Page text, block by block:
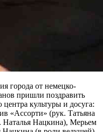
города от немецко-
пришли поздравить
культуры и досуга:
«Ассорти» (рук. Татьяна
Наталья Нацкина), Мерьем